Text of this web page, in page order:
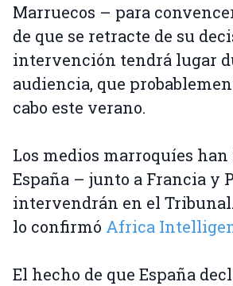
Marruecos – para
de que se retracte de su
intervención tendrá lugar
audiencia, que
cabo este verano.
Los medios marroquíes
España – junto a Francia y
intervendrán en el
lo confirmó Africa
El hecho de que España